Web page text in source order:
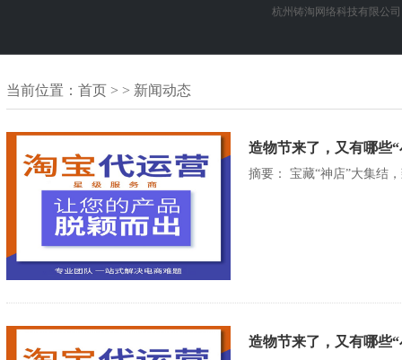
杭州铸淘网络科技有限公司
当前位置： 首页 > > 新闻动态
造物节来了，又有哪些
摘要： 宝藏“神店”大集结
造物节来了，又有哪些